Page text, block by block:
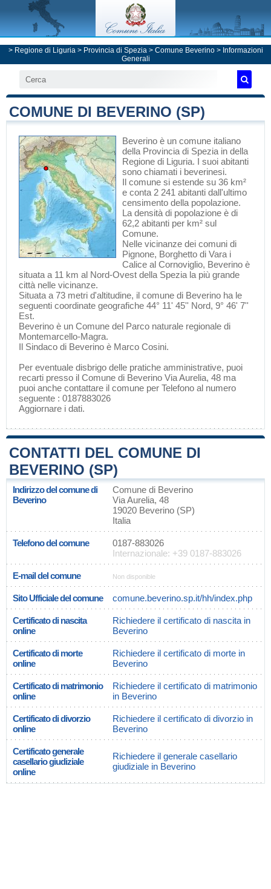
> Regione di Liguria> Provincia di Spezia> Comune Beverino> Informazioni
Generali
COMUNE DI BEVERINO (SP)
Beverino è un comune italiano
della Provincia di Spezia in della
Regione di Liguria. I suoi abitanti
sono chiamati i beverinesi.
Il comune si estende su 36 km²
e conta 2 241 abitanti dall'ultimo
censimento della popolazione.
La densità di popolazione è di
62,2 abitanti per km² sul
Comune.
Nelle vicinanze dei comuni di
Pignone, Borghetto di Vara i
Calice al Cornoviglio, Beverino è
situata a 11 km al Nord-Ovest della Spezia la più grande
città nelle vicinanze.
Situata a 73 metri d'altitudine, il comune di Beverino ha le
seguenti coordinate geografiche 44° 11' 45'' Nord, 9° 46' 7''
Est.
Beverino è un Comune del Parco naturale regionale di
Montemarcello-Magra.
Il Sindaco di Beverino è Marco Cosini.
Per eventuale disbrigo delle pratiche amministrative, puoi
recarti presso il Comune di Beverino Via Aurelia, 48 ma
puoi anche contattare il comune per Telefono al numero
seguente : 0187883026
Aggiornare i dati.
CONTATTI DEL COMUNE DI
BEVERINO (SP)
Indirizzo del comune di
Beverino
Comune di Beverino
Via Aurelia, 48
19020 Beverino (SP)
Italia
Telefono del comune
0187-883026
Internazionale: +39 0187-883026
E-mail del comune Non disponible
Sito Ufficiale del comune comune.beverino.sp.it/hh/index.php
Certificato di nascita
online
Richiedere il certificato di nascita in
Beverino
Certificato di morte
online
Richiedere il certificato di morte in
Beverino
Certificato di matrimonio
online
Richiedere il certificato di matrimonio
in Beverino
Certificato di divorzio
online
Richiedere il certificato di divorzio in
Beverino
Certificato generale
casellario giudiziale
online
Richiedere il generale casellario
giudiziale in Beverino